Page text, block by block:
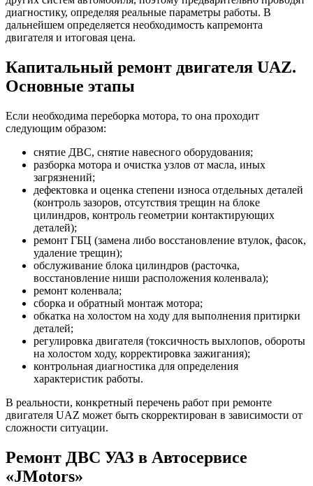
диагностику, определяя реальные параметры работы. В
дальнейшем определяется необходимость капремонта
двигателя и итоговая цена.
Капитальный ремонт двигателя UAZ.
Основные этапы
Если необходима переборка мотора, то она проходит
следующим образом:
снятие ДВС, снятие навесного оборудования;
разборка мотора и очистка узлов от масла, иных
загрязнений;
дефектовка и оценка степени износа отдельных деталей
(контроль зазоров, отсутствия трещин на блоке
цилиндров, контроль геометрии контактирующих
деталей);
ремонт ГБЦ (замена либо восстановление втулок, фасок,
удаление трещин);
обслуживание блока цилиндров (расточка,
восстановление ниши расположения коленвала);
ремонт коленвала;
сборка и обратный монтаж мотора;
обкатка на холостом на ходу для выполнения притирки
деталей;
регулировка двигателя (токсичность выхлопов, обороты
на холостом ходу, корректировка зажигания);
контрольная диагностика для определения
характеристик работы.
В реальности, конкретный перечень работ при ремонте
двигателя UAZ может быть скорректирован в зависимости от
сложности ситуации.
Ремонт ДВС УАЗ в Автосервисе
«JMotors»